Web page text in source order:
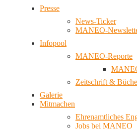
Presse
News-Ticker
MANEO-
Infopool
MANEO-Reporte
Zeitschrift &
Galerie
Mitmachen
Ehrenamtliches
Jobs bei MANEO